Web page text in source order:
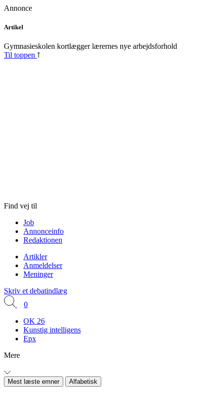
Annonce
Skip
content
Artikel
Gymnasieskolen kortlægger lærernes nye arbejdsforhold
Til toppen
Find vej til
Job
Annonceinfo
Redaktionen
Artikler
Anmeldelser
Meninger
Skriv et debatindlæg
0
OK 26
Kunstig intelligens
Epx
Mere
Mest læste emner Alfabetisk